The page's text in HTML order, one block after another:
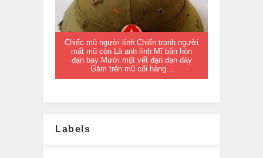
Chiếc mũ người lính Chiến tranh người
mất mũ còn Là anh lính Mĩ bắn hòn
đạn bay Mười một vết đạn đan dày
Găm trên mũ cối hàng...
Labels